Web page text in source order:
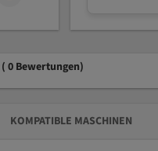
( 0 Bewertungen)
KOMPATIBLE MASCHINEN